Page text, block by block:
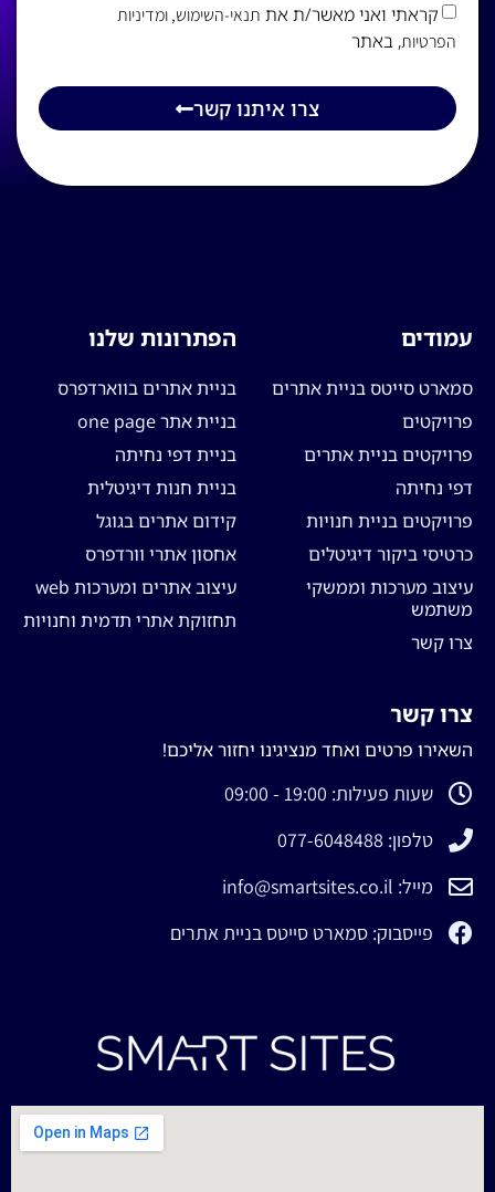
קראתי ואני מאשר/ת את תנאי-השימוש, ומדיניות
הפרטיות, באתר
צרו איתנו קשר
עמודים
סמארט סייטס בניית אתרים
פרויקטים
פרויקטים בניית אתרים
דפי נחיתה
פרויקטים בניית חנויות
כרטיסי ביקור דיגיטלים
עיצוב מערכות וממשקי
משתמש
צרו קשר
הפתרונות שלנו
בניית אתרים בווארדפרס
בניית אתר one page
בניית דפי נחיתה
בניית חנות דיגיטלית
קידום אתרים בגוגל
אחסון אתרי וורדפרס
עיצוב אתרים ומערכות web
תחזוקת אתרי תדמית וחנויות
צרו קשר
השאירו פרטים ואחד מנציגינו יחזור אליכם!
שעות פעילות: 19:00 - 09:00
טלפון: 077-6048488
מייל: info@smartsites.co.il
פייסבוק: סמארט סייטס בניית אתרים